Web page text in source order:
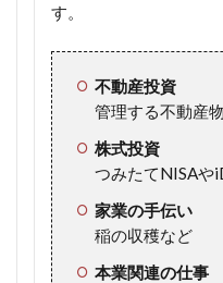
す。
不動産投資
管理する不動産
株式投資
つみたてNISAや
家業の手伝い
稲の収穫など
本業関連の仕事